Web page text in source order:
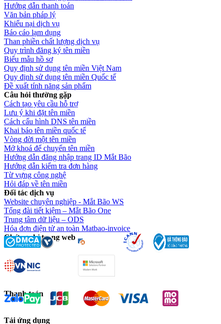
Hướng dẫn thanh toán
Văn bản pháp lý
Khiếu nại dịch vụ
Báo cáo lạm dụng
Than phiền chất lượng dịch vụ
Quy trình đăng ký tên miền
Biểu mẫu hồ sơ
Quy định sử dụng tên miền Việt Nam
Quy định sử dụng tên miền Quốc tế
Đề xuất tính năng sản phẩm
Câu hỏi thường gặp
Cách tạo yêu cầu hỗ trợ
Lưu ý khi đặt tên miền
Cách cấu hình DNS tên miền
Khai báo tên miền quốc tế
Vòng đời một tên miền
Mở khoá để chuyển tên miền
Hướng dẫn đăng nhập trang ID Mắt Bão
Hướng dẫn kiểm tra đơn hàng
Từ vựng công nghệ
Hỏi đáp về tên miền
Đối tác dịch vụ
Website chuyên nghiệp - Mắt Bão WS
Tổng đài tiết kiệm – Mắt Bão One
Trung tâm dữ liệu – ODS
Hóa đơn điện tử an toàn Matbao-invoice
Chứng chỉ trang web
Thanh toán
Tải ứng dụng